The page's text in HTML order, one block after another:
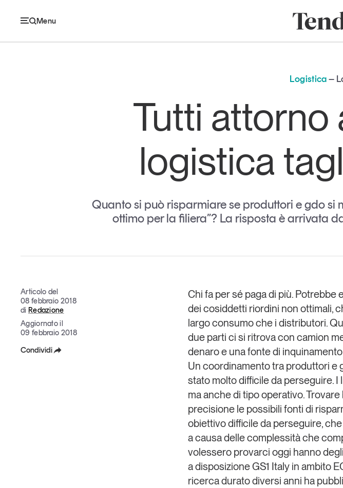
Menu
Economia e consumi
Retail e brand
Sostenibilità
Tutti
Chi
Tendenze è il magazine di GS1 Italy che racconta in modo
indipendente il cambiamento e le sfide del largo consumo e
dell’economia a professionisti e consumatori
Tendenze GS1 Italy
Logistica
Tutti attorno
logistica
Quanto si può risparmiare se produttori e gdo si
ottimo per la filiera”? La risposta è arrivata
Articolo del
08 febbraio 2018
di Redazione
Aggiornato il
09 febbraio 2018
Condividi
Chi fa per sé paga di più.Potrebbe
dei cosiddetti riordini non ottimali,
largo consumo che i distributori.
due parti ci si ritrova con camion
denaro e una fonte di
Un coordinamento tra produttori e
stato molto difficile da perseguire. I
ma anche di tipo operativo.
precisione le possibili fonti di
obiettivo difficile da perseguire,
a causa delle complessità che
volessero provarci oggi hanno
a disposizioneGS1 Italyin ambito
ricerca durato diversi anni ha